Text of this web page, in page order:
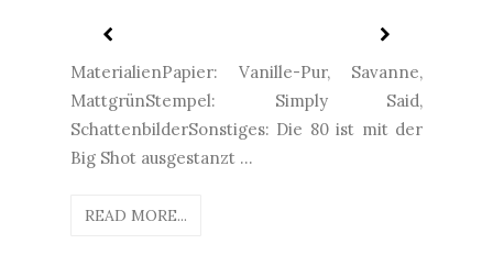
MaterialienPapier: Vanille-Pur, Savanne,
MattgrünStempel: Simply Said,
SchattenbilderSonstiges: Die 80 ist mit der
Big Shot ausgestanzt ...
READ MORE...